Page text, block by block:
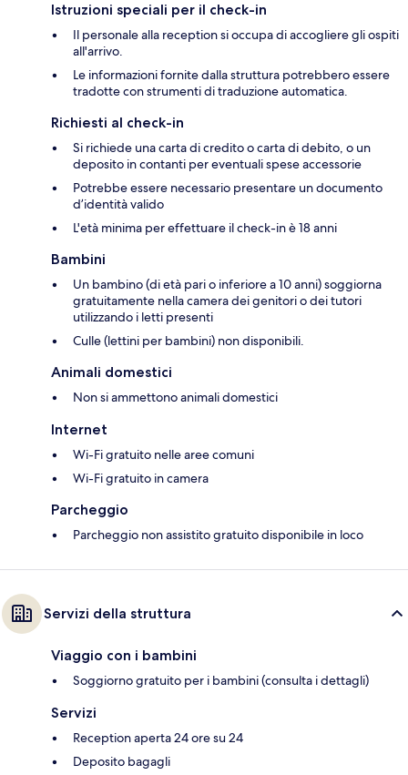
Istruzioni speciali per il check-in
Il personale alla reception si occupa di accogliere gli ospiti
all'arrivo.
Le informazioni fornite dalla struttura potrebbero essere
tradotte con strumenti di traduzione automatica.
Richiesti al check-in
Si richiede una carta di credito o carta di debito, o un
deposito in contanti per eventuali spese accessorie
Potrebbe essere necessario presentare un documento
d’identità valido
L'età minima per effettuare il check-in è 18 anni
Bambini
Un bambino (di età pari o inferiore a 10 anni) soggiorna
gratuitamente nella camera dei genitori o dei tutori
utilizzando i letti presenti
Culle (lettini per bambini) non disponibili.
Animali domestici
Non si ammettono animali domestici
Internet
Wi-Fi gratuito nelle aree comuni
Wi-Fi gratuito in camera
Parcheggio
Parcheggio non assistito gratuito disponibile in loco
Servizi della struttura
Viaggio con i bambini
Soggiorno gratuito per i bambini (consulta i dettagli)
Servizi
Reception aperta 24 ore su 24
Deposito bagagli